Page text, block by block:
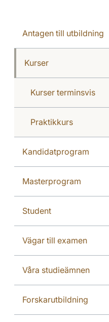
Antagen till utbildning
Kurser
Kurser terminsvis
Praktikkurs
Kandidatprogram
Masterprogram
Student
Vägar till examen
Våra studieämnen
Forskarutbildning